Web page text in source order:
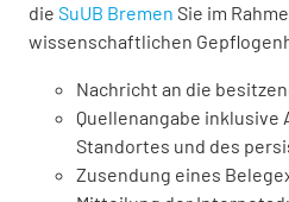
die SuUB Bremen Sie im
wissenschaftlichen
Nachricht an die
Quellenangabe inklusive
Standortes und des
Zusendung eines